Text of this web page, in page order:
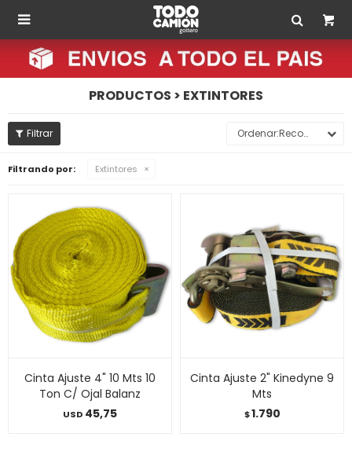

PRODUCTOS > EXTINTORES
Recomendados
Filtrando por: Extintores
Cinta Ajuste 4" 10 Mts 10
Ton C/ Ojal Balanz
USD 45,75
Cinta Ajuste 2" Kinedyne 9
Mts
$1.790